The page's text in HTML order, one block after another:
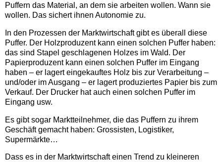
Puffern das Material, an dem sie arbeiten wollen. Wann sie
wollen. Das sichert ihnen Autonomie zu.
In den Prozessen der Marktwirtschaft gibt es überall diese
Puffer. Der Holzproduzent kann einen solchen Puffer haben:
das sind Stapel geschlagenen Holzes im Wald. Der
Papierproduzent kann einen solchen Puffer im Eingang
haben – er lagert eingekauftes Holz bis zur Verarbeitung –
und/oder im Ausgang – er lagert produziertes Papier bis zum
Verkauf. Der Drucker hat auch einen solchen Puffer im
Eingang usw.
Es gibt sogar Marktteilnehmer, die das Puffern zu ihrem
Geschäft gemacht haben: Grossisten, Logistiker,
Supermärkte…
Dass es in der Marktwirtschaft einen Trend zu kleineren